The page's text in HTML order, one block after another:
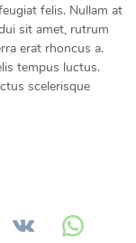
felis. Nullam at
sit amet, rutrum
erat rhoncus a.
tempus luctus.
scelerisque